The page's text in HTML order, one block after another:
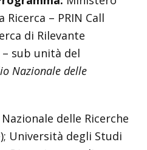
Ricerca – PRIN Call
di Rilevante
sub unità del
Nazionale delle
delle Ricerche
Università degli Studi